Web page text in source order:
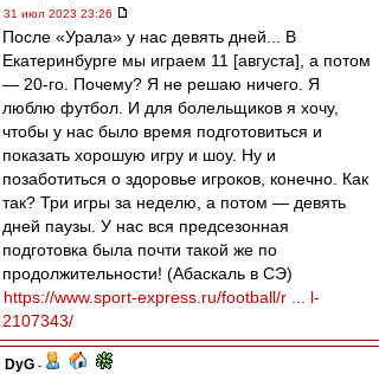
31 июл 2023 23:26
После «Урала» у нас девять дней... В
Екатеринбурге мы играем 11 [августа], а потом
— 20-го. Почему? Я не решаю ничего. Я
люблю футбол. И для болельщиков я хочу,
чтобы у нас было время подготовиться и
показать хорошую игру и шоу. Ну и
позаботиться о здоровье игроков, конечно. Как
так? Три игры за неделю, а потом — девять
дней паузы. У нас вся предсезонная
подготовка была почти такой же по
продолжительности! (Абаскаль в СЭ)
https://www.sport-express.ru/football/r ... l-
2107343/
DyG -